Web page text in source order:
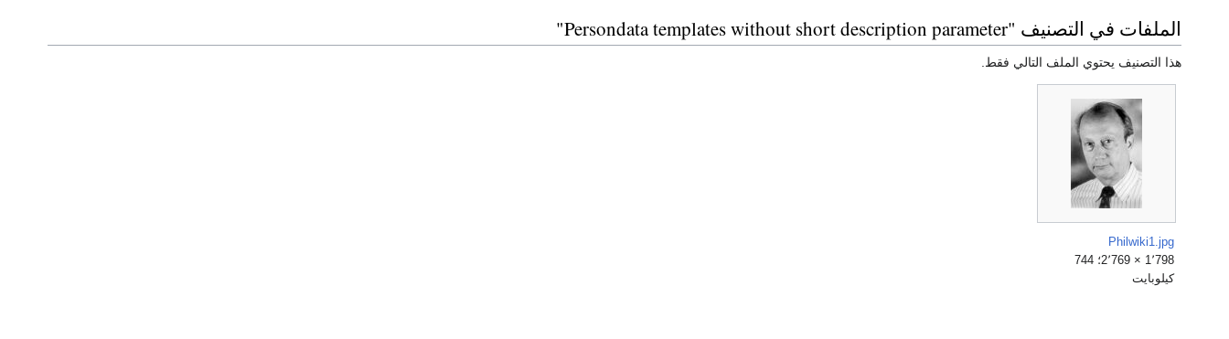
الملفات في التصنيف "Persondata templates without short description parameter"
هذا التصنيف يحتوي الملف التالي فقط.
Philwiki1.jpg
1٬798 × 2٬769؛ 744
كيلوبايت